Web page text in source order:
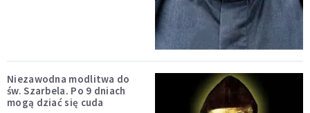
Niezawodna modlitwa do
św. Szarbela. Po 9 dniach
mogą dziać się cuda